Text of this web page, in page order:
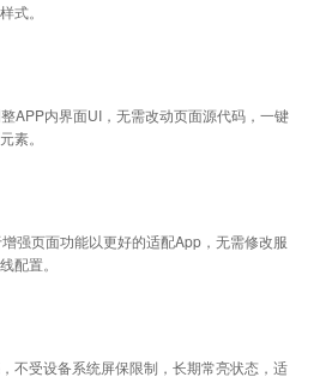
式。
APP内界面UI，无需改动页面源代码，一键
素。
强页面功能以更好的适配App，无需修改服
配置。
不受设备系统屏保限制，长期常亮状态，适